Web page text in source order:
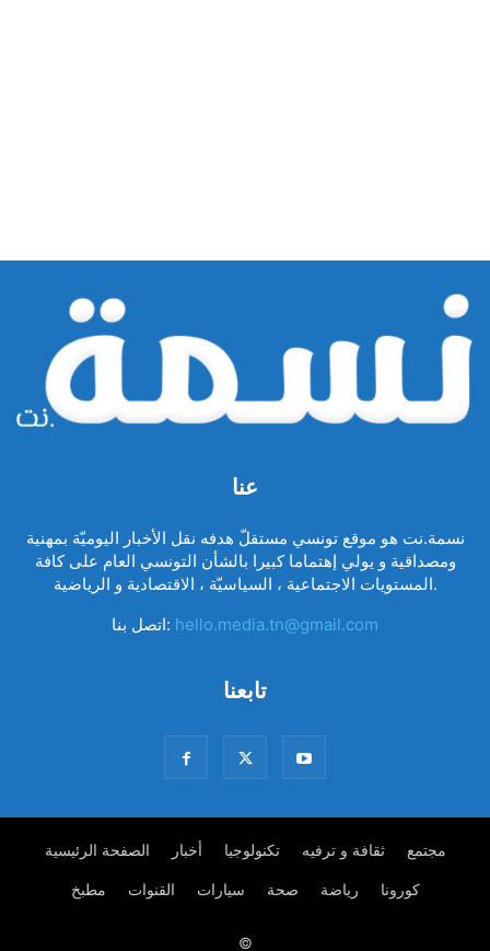
عنا
نسمة.نت هو موقع تونسي مستقلّ هدفه نقل الأخبار اليوميّة بمهنية
ومصداقية و يولي إهتماما كبيرا بالشأن التونسي العام على كافة
المستويات الاجتماعية ، السياسيّة ، الاقتصادية و الرياضية.
اتصل بنا: hello.media.tn@gmail.com
تابعنا
الصفحة الرئيسية أخبار تكنولوجيا ثقافة و ترفيه مجتمع
مطبخ القنوات سيارات صحة رياضة كورونا
©